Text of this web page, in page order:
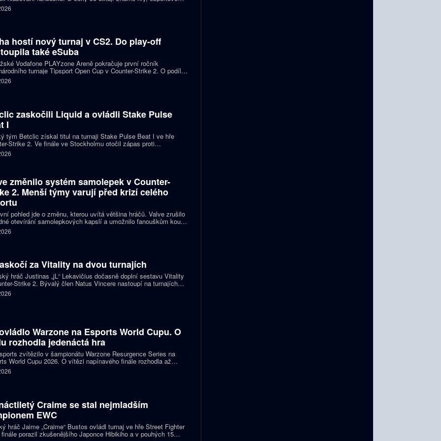
i další osobnosti scény. Mezi nominovanými nechybějí
Jynxzi, Kai Cenat nebo IShowSpeed.
hostí nový turnaj v CS2. Do play-off
také eSuba
Vodafone PLAYzone Areně pokračuje první ročník
turnaje Tipsport Open Cup v Counter-Strike 2. O podíl z
11 tisíc eur a body do žebříčku VRS bojuje devět týmů.
eSuba si už zajistila postup do play-off.
zaskočili Liquid a ovládli Stake Pulse
I
tým Betclic získal titul na turnaji Stake Pulse Beat I ve hře
Strike 2. Ve finále ve Stockholmu otočil zápas proti
Liquid a zvítězil 2:1 na mapy.
změnilo systém samolepek v Counter-
2. Menší týmy varují před krizí celého
pohled jde o změnu, kterou uvítá většina hráčů. Valve zrušilo
otevírání samolepkových kapslí a umožnilo fanouškům koupit
samolepku svého oblíbeného týmu nebo hráče. Podle řady
ale nový systém dramaticky snižuje jejich příjmy a může
za Vitality na dvou turnajích
hráč Justinas „jL“ Lekavičius dočasně doplní sestavu Vitality
Strike 2. Bývalý člen Natus Vincere nastoupí na turnajích
Open Porto a PGL Masters Bucharest.
Warzone na Esports World Cupu. O
rozhodla jedenáctá hra
zvítězilo v šampionátu Warzone Resurgence Series na
World Cupu 2026. O vítězi napínavého finále rozhodla až
hra, do které vstupovalo s šancí na titul hned pět týmů.
Craime se stal nejmladším
EWC
hráč Jaime „Craime“ Bustos ovládl turnaj ve hře Street Fighter
porazil zkušenějšího Japonce Hibikiho a v pouhých 15